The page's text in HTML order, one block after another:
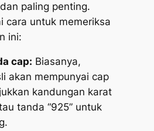
paling penting.
cara untuk memeriksa
ini:
cap: Biasanya,
akan mempunyai cap
kandungan karat
tanda “925” untuk